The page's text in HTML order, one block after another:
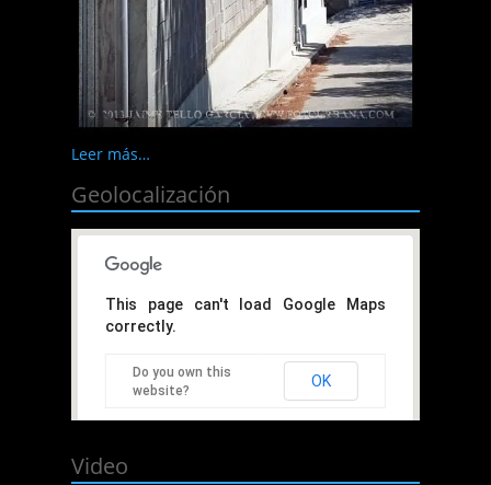
Leer más…
Geolocalización
This page can't load Google Maps
correctly.
Do you own this
website?
OK
Video